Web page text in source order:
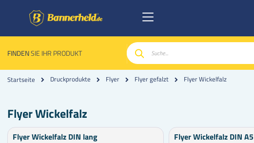
FINDENSIE IHR PRODUKT
Suche
Startseite Druckprodukte Flyer Flyer gefalzt Flyer Wickelfalz
Flyer Wickelfalz
Flyer Wickelfalz DIN lang Flyer Wickelfalz DIN A5